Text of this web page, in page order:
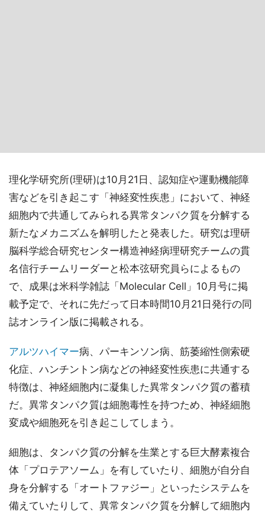
理化学研究所(理研)は10月21日、認知症や運動機能障
害などを引き起こす「神経変性疾患」において、神経
細胞内で共通してみられる異常タンパク質を分解する
新たなメカニズムを解明したと発表した。研究は理研
脳科学総合研究センター構造神経病理研究チームの貫
名信行チームリーダーと松本弦研究員らによるもの
で、成果は米科学雑誌「Molecular Cell」10月号に掲
載予定で、それに先だって日本時間10月21日発行の同
誌オンライン版に掲載される。
アルツハイマー病、パーキンソン病、筋萎縮性側索硬
化症、ハンチントン病などの神経変性疾患に共通する
特徴は、神経細胞内に凝集した異常タンパク質の蓄積
だ。異常タンパク質は細胞毒性を持つため、神経細胞
変成や細胞死を引き起こしてしまう。
細胞は、タンパク質の分解を生業とする巨大酵素複合
体「プロテアソーム」を有していたり、細胞が自分自
身を分解する「オートファジー」といったシステムを
備えていたりして、異常タンパク質を分解して細胞内